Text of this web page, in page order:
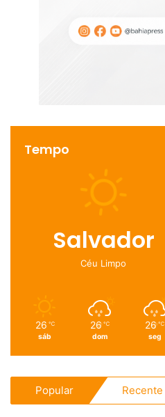
Tempo
Salvador
Céu Limpo
26 ℃
sáb
26 ℃
dom
26 ℃
seg
Popular Recente